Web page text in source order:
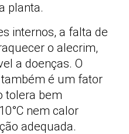
planta.
internos, a falta de
o alecrim,
a doenças. O
é um fator
tolera bem
nem calor
adequada.